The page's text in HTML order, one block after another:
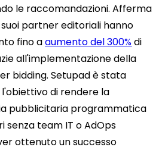
le raccomandazioni. Afferma
partner editoriali hanno
fino aaumento del 300%di
all'implementazione della
bidding. Setupad è stata
di rendere la
pubblicitaria programmatica
senza team IT o AdOps
ottenuto un successo